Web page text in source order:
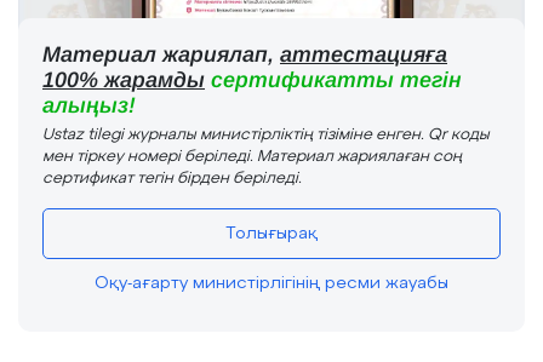
Материал жариялап, аттестацияға
100% жарамды сертификатты тегін
алыңыз!
Ustaz tilegi журналы министірліктің тізіміне енген. Qr коды
мен тіркеу номері беріледі. Материал жариялаған соң
сертификат тегін бірден беріледі.
Толығырақ
Оқу-ағарту министірлігінің ресми жауабы